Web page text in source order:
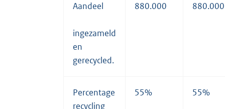
Aandeel
ingezameld
en
gerecycled.
880.000 880.000
Percentage
recycling
55% 55%